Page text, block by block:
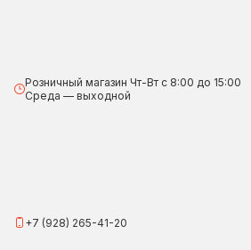
Розничный магазин Чт-Вт с 8:00 до 15:00
Среда — выходной
+7 (928) 265-41-20